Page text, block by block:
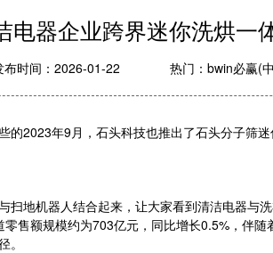
器企业跨界迷你洗烘一
布时间：2026-01-22 热门： bwin必赢(
2023年9月，石头科技也推出了石头分子筛
机器人结合起来，让大家看到清洁电器与
售额规模约为703亿元，同比增长0.5%，伴